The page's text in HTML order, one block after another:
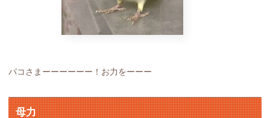
パコさまーーーーーー！お力をーーー
母力